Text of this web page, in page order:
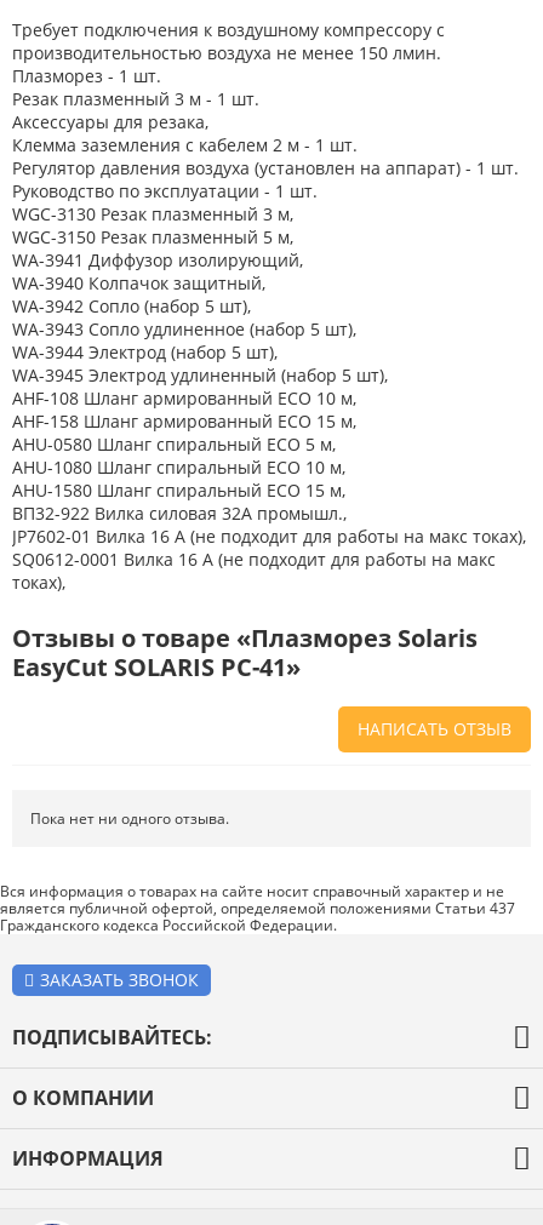
Требует подключения к воздушному компрессору с
производительностью воздуха не менее 150 лмин.
Плазморез - 1 шт.
Резак плазменный 3 м - 1 шт.
Аксессуары для резака,
Клемма заземления с кабелем 2 м - 1 шт.
Регулятор давления воздуха (установлен на аппарат) - 1 шт.
Руководство по эксплуатации - 1 шт.
WGC-3130 Резак плазменный 3 м,
WGC-3150 Резак плазменный 5 м,
WA-3941 Диффузор изолирующий,
WA-3940 Колпачок защитный,
WA-3942 Сопло (набор 5 шт),
WA-3943 Сопло удлиненное (набор 5 шт),
WA-3944 Электрод (набор 5 шт),
WA-3945 Электрод удлиненный (набор 5 шт),
AHF-108 Шланг армированный ECO 10 м,
AHF-158 Шланг армированный ECO 15 м,
AHU-0580 Шланг спиральный ECO 5 м,
AHU-1080 Шланг спиральный ECO 10 м,
AHU-1580 Шланг спиральный ECO 15 м,
ВП32-922 Вилка силовая 32А промышл.,
JP7602-01 Вилка 16 А (не подходит для работы на макс токах),
SQ0612-0001 Вилка 16 А (не подходит для работы на макс
токах),
Отзывы о товаре «Плазморез Solaris
EasyCut SOLARIS PC-41»
НАПИСАТЬ ОТЗЫВ
не ошиблись в своем выборе.
Доставка. Как был упакован товар? Доставили ли его вам в
оговоренный срок?
Товар . Качественный? Какие его плюсы и минусы?
Пока нет ни одного отзыва.
Вся информация о товарах на сайте носит справочный характер и не
является публичной офертой, определяемой положениями Статьи 437
Гражданского кодекса Российской Федерации.
ЗАКАЗАТЬ ЗВОНОК
ПОДПИСЫВАЙТЕСЬ:
О КОМПАНИИ
Новости
ИНФОРМАЦИЯ
Каталог товаров